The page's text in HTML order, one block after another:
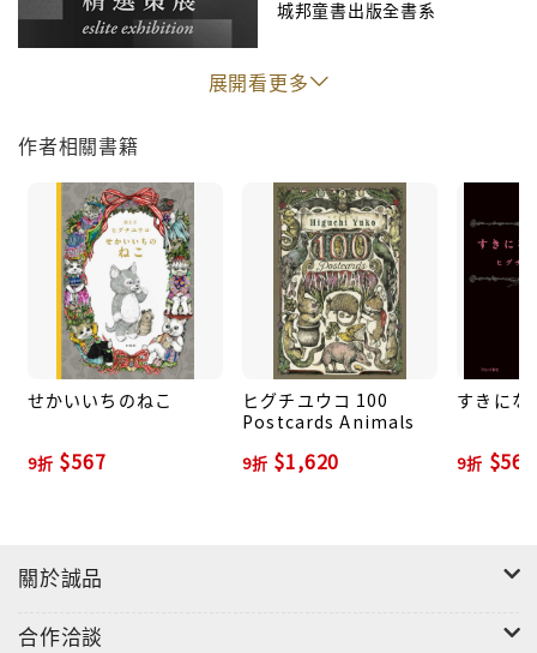
城邦童書出版全書系
展開看更多
作者相關書籍
せかいいちのねこ
9折 $567
ヒグチユウコ 100
Postcards Animals
9折 $1,620
すきにな
9折 $567
關於誠品
合作洽談